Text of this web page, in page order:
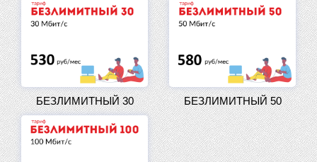
БЕЗЛИМИТНЫЙ 30 БЕЗЛИМИТНЫЙ 50